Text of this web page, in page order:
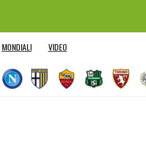
MONDIALI VIDEO